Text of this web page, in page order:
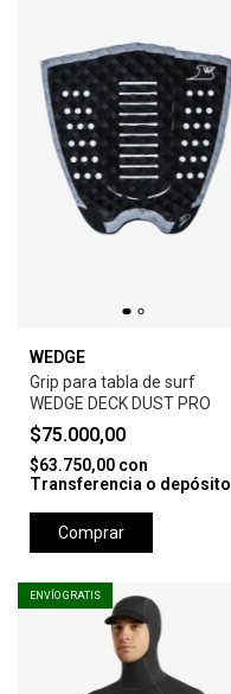
WEDGE
Grip para tabla de surf
WEDGE DECK DUST PRO
$75.000,00
$63.750,00 con
Transferencia o depósito
Comprar
ENVÍO GRATIS